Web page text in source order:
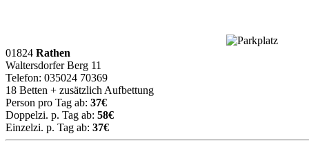
01824 Rathen
Waltersdorfer Berg 11
Telefon: 035024 70369
18 Betten + zusätzlich Aufbettung
Person pro Tag ab: 37€
Doppelzi. p. Tag ab: 58€
Einzelzi. p. Tag ab: 37€